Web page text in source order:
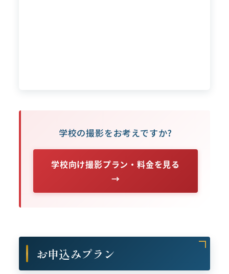
学校の撮影をお考えですか?
学校向け撮影プラン・料金を見る
→
お申込みプラン